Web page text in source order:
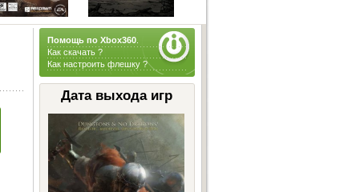
Помощь по Xbox360.
Как скачать ?
Как настроить флешку ?
Дата выхода игр